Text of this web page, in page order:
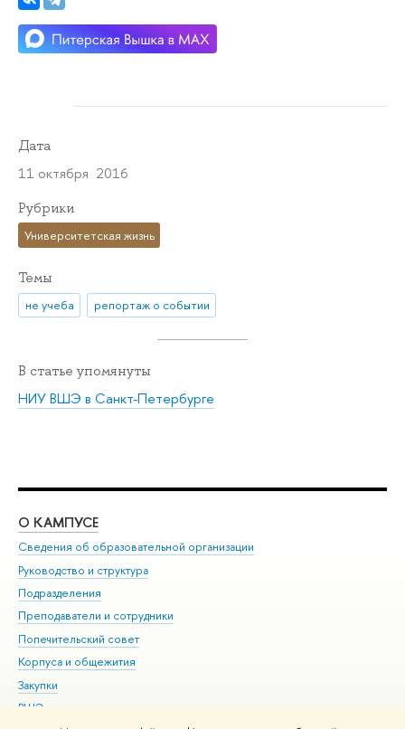
Дата
11 октября 2016
Рубрики
Университетская жизнь
Темы
не учеба репортаж о событии
В статье упомянуты
НИУ ВШЭ в Санкт-Петербурге
О КАМПУСЕ
Сведения об образовательной организации
Руководство и структура
Подразделения
Преподаватели и сотрудники
Попечительский совет
Корпуса и общежития
Закупки
ВШЭ для студентов с ограниченными возможностями
здоровья и инвалидностью